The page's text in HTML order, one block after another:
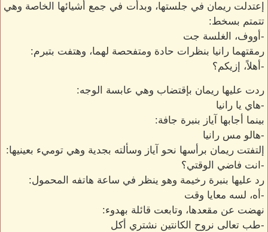
إعتدلت ريمان في جلستها، وبدأت في جمع أشيائها الخاصة وهي
تتمتم بسخط:
-أووف، الغلسة جت
رمقتهما رانيا بنظرات حادة ومتفحصة لهما، وهتفت بتبرم:
-أهلاً، إزيكم؟
ردت عليها ريمان بإقتضاب وهي عابسة الوجه:
-هاي يا رانيا
بينما أجابها آياز بنبرة جافة:
-هالو مس رانيا
إلتفتت ريمان برأسها نحو آياز وسألته بجدية وهي توميء بعينيها:
-انت فاضي الوقتي؟
رد عليها بنبرة رخيمة وهو ينظر في ساعة هاتفه المحمول:
-أه، لسه معايا وقت
نهضت عن مقعدها، وتابعت قائلة بهدوء:
-طب تعالى نروح الكانتين نشتري أكل